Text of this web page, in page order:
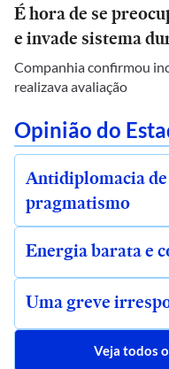
É hora de se
e invade sistema
Companhia confirmou
realizava avaliação
Opinião do
Antidiplomacia
pragmatismo
Energia barata e
Uma greve
Veja todos